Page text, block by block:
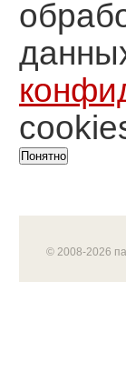
Понятно
© 2008-2026